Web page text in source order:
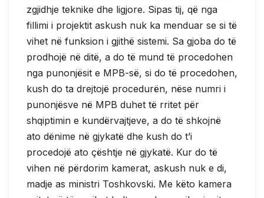
zgjidhje teknike dhe ligjore. Sipas tij, që nga
fillimi i projektit askush nuk ka menduar se si të
vihet në funksion i gjithë sistemi. Sa gjoba do të
prodhojë në ditë, a do të mund të procedohen
nga punonjësit e MPB-së, si do të procedohen,
kush do ta drejtojë procedurën, nëse numri i
punonjësve në MPB duhet të rritet për
shqiptimin e kundërvajtjeve, a do të shkojnë
ato dënime në gjykatë dhe kush do t’i
procedojë ato çështje në gjykatë. Kur do të
vihen në përdorim kamerat, askush nuk e di,
madje as ministri Toshkovski. Me këto kamera